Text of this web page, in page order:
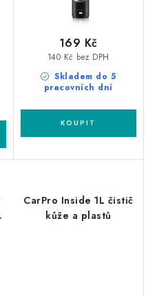
Skladem do 5
pracovních dní
140 Kč bez DPH
169 Kč
CarPro Inside 1L čistič
kůže a plastů